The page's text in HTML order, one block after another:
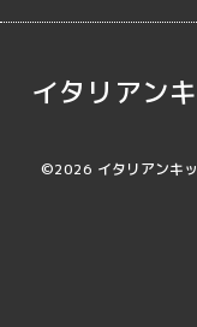
イタリアン
©2026 イタリアンキ